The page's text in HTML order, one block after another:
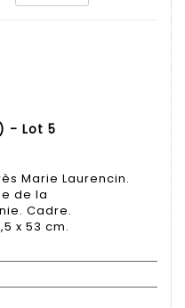
- Lot 5
Marie Laurencin.
de la
Cadre.
x 53 cm.